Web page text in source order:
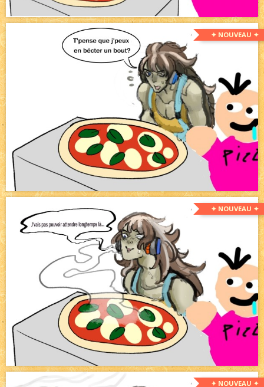
✦ NOUVEAU ✦
✦ NOUVEAU ✦
✦ NOUVEAU ✦